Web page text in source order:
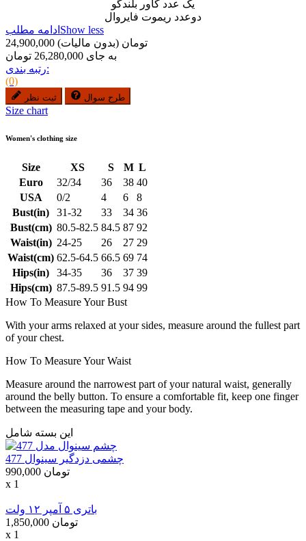
یک عدد کاور بلندگو
دوعدد ریموت فایروال
ادامه مطلب Show less
24,900,000 تومان (بدون مالیات)
به جای 26,280,000 تومان
رتبه بندی:
(0)
ثبت نظر طرح سوال
Size chart
Women's clothing size
Size XS S M L
Euro
32/34 36 38 40
USA
0/2 4 6
8
Bust(in)
31-32 33 34 36
Bust(cm) 80.5-82.5 84.5 87 92
Waist(in) 24-25 26 27 29
Waist(cm) 62.5-64.5 66.5 69 74
Hips(in)
34-35 36 37 39
Hips(cm) 87.5-89.5 91.5 94 99
How To Measure Your Bust
With your arms relaxed at your sides, measure around the fullest part
of your chest.
How To Measure Your Waist
Measure around the narrowest part of your natural waist, generally
around the belly button. To ensure a comfortable fit, keep one finger
between the measuring tape and your body.
این بسته شامل
چشمی دزدگیر سینوال 477
990,000 تومان
x 1
باتری ۵ آمپر ۱۲ ولت
1,850,000 تومان
x 1